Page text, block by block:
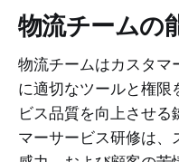
物流チームの
物流チームはカスタマ
に適切なツールと権限
ビス品質を向上させ
マーサービス研修は